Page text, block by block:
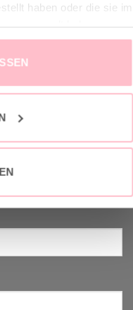
haben oder die sie im
und spare 10% bei